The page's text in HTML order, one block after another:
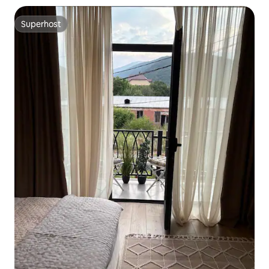
Superhost
Superhost